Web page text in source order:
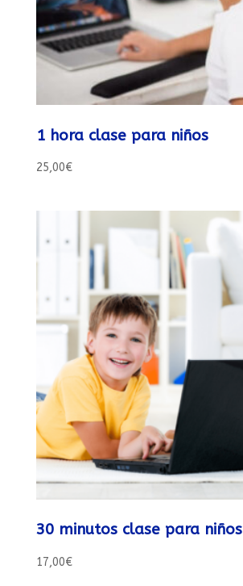
1 hora clase para niños
25,00€
30 minutos clase para niños
17,00€